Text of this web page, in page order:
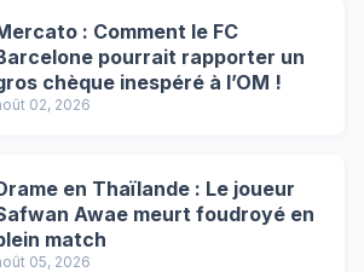
: Comment le FC
pourrait rapporter un
chèque inespéré à l’OM !
02, 2026
en Thaïlande : Le joueur
Awae meurt foudroyé en
match
05, 2026